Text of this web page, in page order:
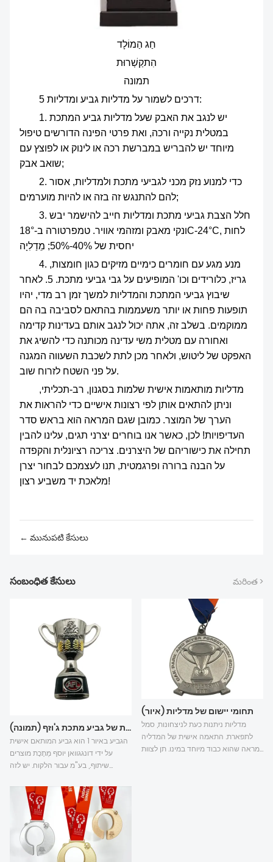
חַג הַמוֹלָד
הִתקַשְׁרוּת
תמונה
5 דרכים לשמור על מדליות גביע ומדליות:
1. יש לנגב את האבק שעל מדליות גביע המתכת
במטלית נקייה ורכה, ואת פרטי הפינה הדורשים טיפול
מיוחד יש להבריש במברשת רכה או לינוק או לפוצץ עם
שואב אבק;
2. כדי למנוע נזק מכני לגביעי מתכת ולמדליות, אסור
להם להתנגש זה בזה או להיות מוערמים;
3. חלל הצבת גביעי מתכת ומדליות חייב להישמר יבש
ונקי מאבק ומזהמי אוויר. טמפרטורה ב-18°C-24°C, לחות
יחסית של 40%-50%; מֵדַלִיָה
4. מנע מגע עם חומרים כימיים מזיקים כגון חומצות,
גריז, כלורידים וכו' המופיעים על גבי גביעי מתכת. 5. לאחר
שיבוץ גביעי המתכת והמדליות למשך זמן רב מדי, יהיו
תופעות פחות או יותר משעממות בהתאם לסביבה בה הם
ממוקמים. בשלב זה, אתה יכול לנגב אותם בעדינות קדימה
ואחורה עם מטלית משי עדינה מכותנה כדי להשיג את
האפקט של ליטוש, ולאחר מכן לתת לשכבת השעווה המגנה
על פני השטח לזרוח שוב.
וניתן להתאים אותן לפי רצונות אישיים כדי להראות את
הערך של המוצר. כמובן שגם המראה הוא בראש סדר
העדיפויות! לכן, כאשר אנו בוחרים יצרני תגים, עלינו להבין
תחילה את כישוריהם של היצרנים. צריכה רציונלית והקפדה
על הבנה ברורה ופרגמטית, תנו לעצמכם לבחור יצרן
מלאכת יד משביע רצון!
← మునుపటి కేసులు
సంబంధిత కేసులు మరింత >
מארז מותאם אישית של גביע מתכת ג'וזף (תמונה)
הגביע באיור 1 הוא גביע המותאם אישית
על ידי דונגגוואן יוסף מַתֶכֶת מוצרים
שיתוף., בע"מ עבור הלקוח. יש לזה
מאוד על עיצוב המוצר וייצורו של ג'וזף
מתכת.
תחומי יישום של מדליות (איור)
מדליות ניתנות כעת לניצחונות, סמל
לתפארת. התאמה אישית של המדליה
מראה שהוא כבוד מיוחד במינו. תן לצוות